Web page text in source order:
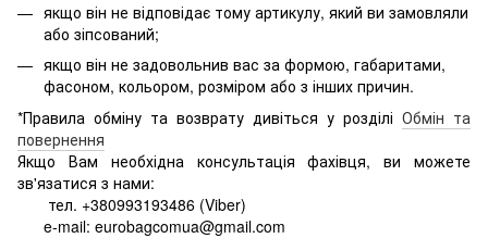
якщо він не відповідає тому артикулу, який ви замовляли
або зіпсований;
якщо він не задовольнив вас за формою, габаритами,
фасоном, кольором, розміром або з інших причин.
*Правила обміну та возврату дивіться у розділі Обмін та
повернення
Якщо Вам необхідна консультація фахівця, ви можете
зв'язатися з нами:
тел. +380993193486 (Viber)
e-mail: eurobagcomua@gmail.com